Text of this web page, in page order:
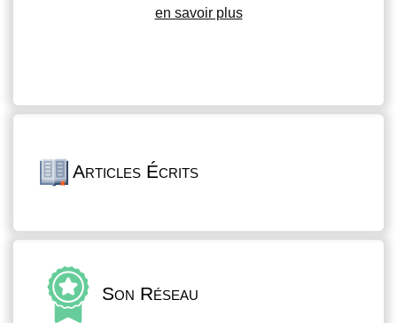
en savoir plus
Articles Écrits
Son Réseau